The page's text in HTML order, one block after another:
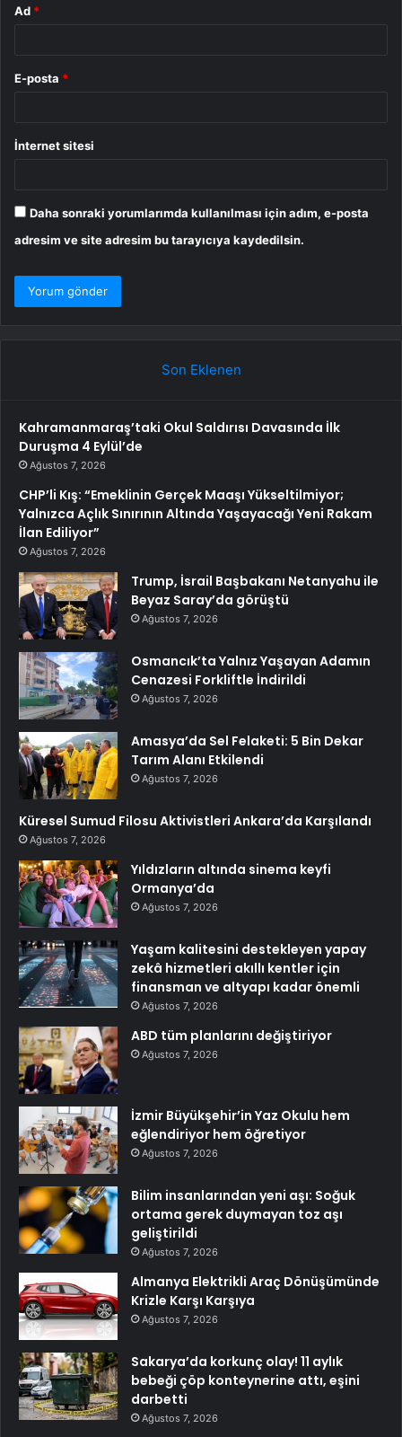
Ad *
E-posta *
İnternet sitesi
Daha sonraki yorumlarımda kullanılması için adım, e-posta
adresim ve site adresim bu tarayıcıya kaydedilsin.
Son Eklenen
Kahramanmaraş’taki Okul Saldırısı Davasında İlk
Duruşma 4 Eylül’de
Ağustos 7, 2026
CHP’li Kış: “Emeklinin Gerçek Maaşı Yükseltilmiyor;
Yalnızca Açlık Sınırının Altında Yaşayacağı Yeni Rakam
İlan Ediliyor”
Ağustos 7, 2026
Trump, İsrail Başbakanı Netanyahu ile
Beyaz Saray’da görüştü
Ağustos 7, 2026
Osmancık’ta Yalnız Yaşayan Adamın
Cenazesi Forkliftle İndirildi
Ağustos 7, 2026
Amasya’da Sel Felaketi: 5 Bin Dekar
Tarım Alanı Etkilendi
Ağustos 7, 2026
Küresel Sumud Filosu Aktivistleri Ankara’da Karşılandı
Ağustos 7, 2026
Yıldızların altında sinema keyfi
Ormanya’da
Ağustos 7, 2026
Yaşam kalitesini destekleyen yapay
zekâ hizmetleri akıllı kentler için
finansman ve altyapı kadar önemli
Ağustos 7, 2026
ABD tüm planlarını değiştiriyor
Ağustos 7, 2026
İzmir Büyükşehir’in Yaz Okulu hem
eğlendiriyor hem öğretiyor
Ağustos 7, 2026
Bilim insanlarından yeni aşı: Soğuk
ortama gerek duymayan toz aşı
geliştirildi
Ağustos 7, 2026
Almanya Elektrikli Araç Dönüşümünde
Krizle Karşı Karşıya
Ağustos 7, 2026
Sakarya’da korkunç olay! 11 aylık
bebeği çöp konteynerine attı, eşini
darbetti
Ağustos 7, 2026